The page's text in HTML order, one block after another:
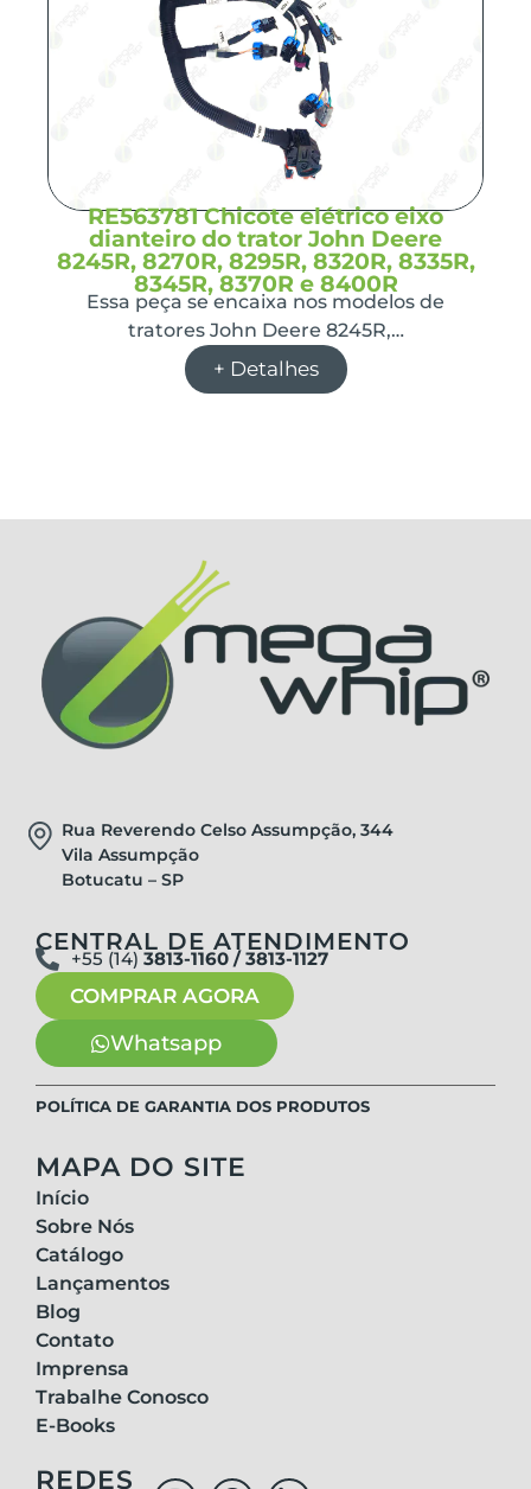
RE563781 Chicote elétrico eixo
dianteiro do trator John Deere
8245R, 8270R, 8295R, 8320R, 8335R,
8345R, 8370R e 8400R
Essa peça se encaixa nos modelos de
tratores John Deere 8245R,…
+ Detalhes
Rua Reverendo Celso Assumpção, 344
Vila Assumpção
Botucatu – SP
CENTRAL DE ATENDIMENTO
+55 (14) 3813-1160 / 3813-1127
COMPRAR AGORA
Whatsapp
POLÍTICA DE GARANTIA DOS PRODUTOS
MAPA DO SITE
Início
Sobre Nós
Catálogo
Lançamentos
Blog
Contato
Imprensa
Trabalhe Conosco
E-Books
REDES